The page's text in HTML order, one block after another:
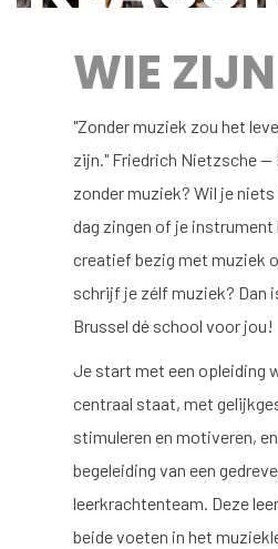
WIE ZIJN
"Zonder muziek zou het
zijn." Friedrich Nietzsche —
zonder muziek? Wil je niets
dag zingen of je instrument
creatief bezig met muziek
schrijf je zélf muziek? Dan
Brussel dé school voor jou!
Je start met een opleiding
centraal staat, met
stimuleren en motiveren,
begeleiding van een
leerkrachtenteam. Deze
beide voeten in het